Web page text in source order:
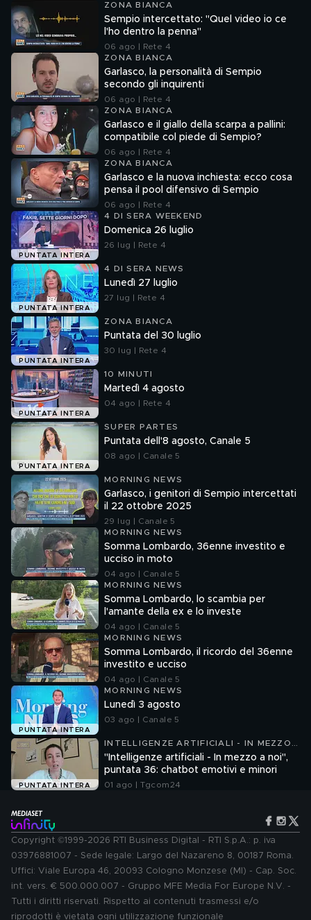
ZONA BIANCA
Sempio intercettato: "Quel video io ce
l'ho dentro la penna"
06 ago | Rete 4
ZONA BIANCA
Garlasco, la personalità di Sempio
secondo gli inquirenti
06 ago | Rete 4
ZONA BIANCA
Garlasco e il giallo della scarpa a pallini:
compatibile col piede di Sempio?
06 ago | Rete 4
ZONA BIANCA
Garlasco e la nuova inchiesta: ecco cosa
pensa il pool difensivo di Sempio
06 ago | Rete 4
PUNTATA INTERA
4 DI SERA WEEKEND
Domenica 26 luglio
26 lug | Rete 4
PUNTATA INTERA
4 DI SERA NEWS
Lunedì 27 luglio
27 lug | Rete 4
PUNTATA INTERA
ZONA BIANCA
Puntata del 30 luglio
30 lug | Rete 4
PUNTATA INTERA
10 MINUTI
Martedì 4 agosto
04 ago | Rete 4
PUNTATA INTERA
SUPER PARTES
Puntata dell'8 agosto, Canale 5
08 ago | Canale 5
MORNING NEWS
Garlasco, i genitori di Sempio intercettati
il 22 ottobre 2025
29 lug | Canale 5
MORNING NEWS
Somma Lombardo, 36enne investito e
ucciso in moto
04 ago | Canale 5
MORNING NEWS
Somma Lombardo, lo scambia per
l'amante della ex e lo investe
04 ago | Canale 5
MORNING NEWS
Somma Lombardo, il ricordo del 36enne
investito e ucciso
04 ago | Canale 5
PUNTATA INTERA
MORNING NEWS
Lunedì 3 agosto
03 ago | Canale 5
PUNTATA INTERA
INTELLIGENZE ARTIFICIALI - IN MEZZO
A NOI
"Intelligenze artificiali - In mezzo a noi",
puntata 36: chatbot emotivi e minori
01 ago | Tgcom24
Copyright ©1999-2026 RTI Business Digital - RTI S.p.A.: p. iva
03976881007 - Sede legale: Largo del Nazareno 8, 00187 Roma.
Uffici: Viale Europa 46, 20093 Cologno Monzese (MI) - Cap. Soc.
int. vers. € 500.000.007 - Gruppo MFE Media For Europe N.V. -
Tutti i diritti riservati. Rispetto ai contenuti trasmessi e/o
riprodotti è vietata ogni utilizzazione funzionale